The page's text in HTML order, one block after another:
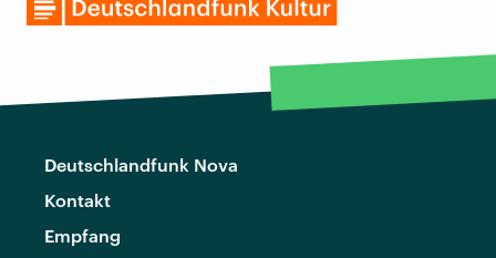
Deutschlandfunk Nova
Kontakt
Empfang